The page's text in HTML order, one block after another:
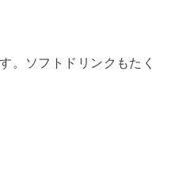
。ソフトドリンクもたく